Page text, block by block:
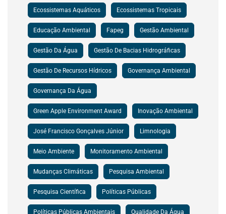
Ecossistemas Aquáticos Ecossistemas Tropicais
Educação Ambiental Fapeg Gestão Ambiental
Gestão Da Água Gestão De Bacias Hidrográficas
Gestão De Recursos Hídricos Governança Ambiental
Governança Da Água
Green Apple Environment Award Inovação Ambiental
José Francisco Gonçalves Júnior Limnologia
Meio Ambiente Monitoramento Ambiental
Mudanças Climáticas Pesquisa Ambiental
Pesquisa Científica Políticas Públicas
Políticas Públicas Ambientais Qualidade Da Água